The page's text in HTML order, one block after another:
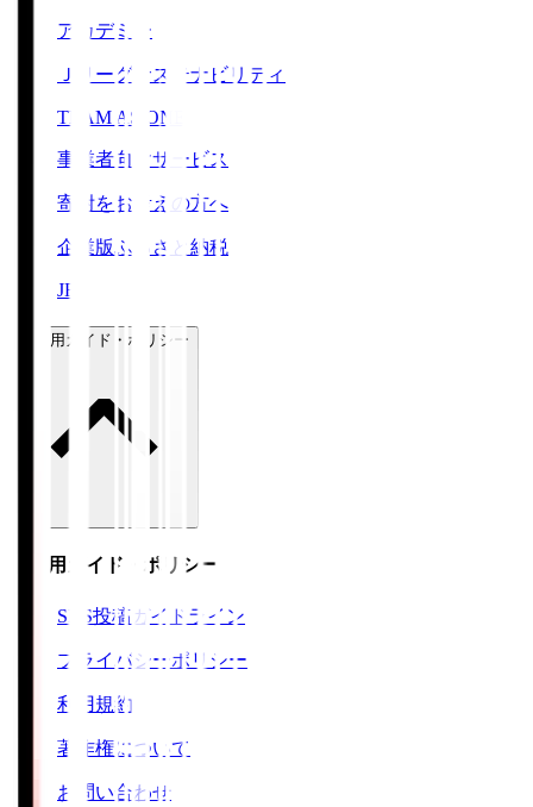
アカデミー
Ｊリーグサステナビリティ
TEAM AS ONE
事業者向けサービス
寄附をお考えの方へ
企業版ふるさと納税
JFA
ご利用ガイド・ポリシー
ご利用ガイド・ポリシー
SNS投稿ガイドライン
プライバシーポリシー
利用規約
著作権について
お問い合わせ